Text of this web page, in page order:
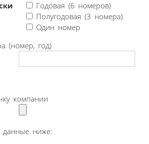
Годовая (6 номеров)
Полугодовая (3 номера)
Один номер
(номер, год)
компании
данные ниже: